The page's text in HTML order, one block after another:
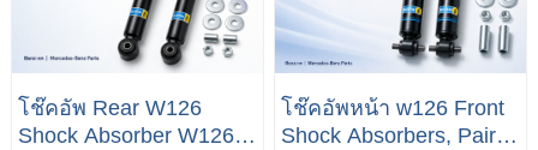
โช๊คอัพ Rear W126
Shock Absorber W126
โช๊คอัพหน้า w126 Front
Shock Absorbers, Pair